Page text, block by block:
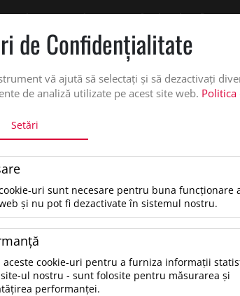
de pret personalizata pe office@updateadv.ro. Pentru
SERVICII PERSONALIZARE DESPRE NOI
HANORACE (HOODIES)
cu fermoar
dupa:
LICHIDARE
de Confidenţialitate
vă ajută să selectați și să dezactivați
de analiză utilizate pe acest site web.
Setări
uri sunt necesare pentru buna funcționare
și nu pot fi dezactivate în sistemul nostru.
aceste cookie-uri pentru a furniza informații
ul nostru - sunt folosite pentru măsurarea și
performanței.